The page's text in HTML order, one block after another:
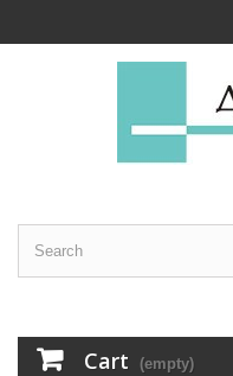
Cart (empty)